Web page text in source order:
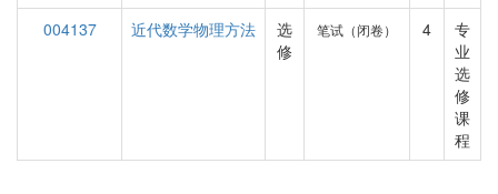
004137
近代数学物理方法
选
修
笔试（闭卷） 4
专
业
选
修
课
程